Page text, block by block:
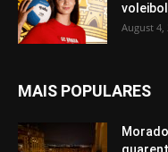
August 4,
MAIS POPULARES